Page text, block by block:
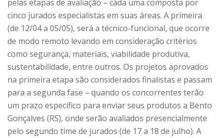
pelas etapas de avaliação – cada uma composta por
cinco jurados especialistas em suas áreas. A primeira
(de 12/04 a 05/05), será a técnico-funcional, que ocorre
de modo remoto levando em consideração critérios
como segurança, materiais, viabilidade produtiva,
sustentabilidade, entre outros. Os projetos aprovados
na primeira etapa são considerados finalistas e passam
para a segunda fase – quando os concorrentes terão
um prazo específico para enviar seus produtos a Bento
Gonçalves (RS), onde serão avaliados presencialmente
pelo segundo time de jurados (de 17 a 18 de julho). A